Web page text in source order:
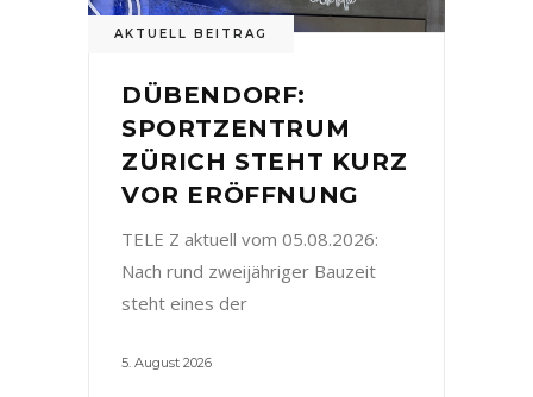
AKTUELL BEITRAG
DÜBENDORF:
SPORTZENTRUM
ZÜRICH STEHT KURZ
VOR ERÖFFNUNG
TELE Z aktuell vom 05.08.2026:
Nach rund zweijähriger Bauzeit
steht eines der
5. August 2026